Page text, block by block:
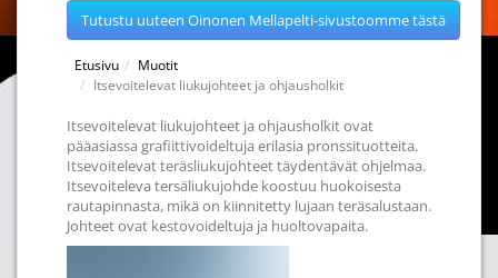
Tutustu uuteen Oinonen Mellapelti-sivustoomme tästä
Etusivu
Muotit
Itsevoitelevat liukujohteet ja ohjausholkit
Itsevoitelevat liukujohteet ja ohjausholkit ovat
pääasiassa grafiittivoideltuja erilasia pronssituotteita.
Itsevoitelevat teräsliukujohteet täydentävät ohjelmaa.
Itsevoiteleva tersäliukujohde koostuu huokoisesta
rautapinnasta, mikä on kiinnitetty lujaan teräsalustaan.
Johteet ovat kestovoideltuja ja huoltovapaita.